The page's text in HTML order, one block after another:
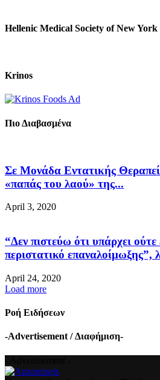
Hellenic Medical Society of New York
Krinos
Πιο Διαβασμένα
Σε Μονάδα Εντατικής
«παπάς του λαού» της...
April 3, 2020
“Δεν πιστεύω ότι υπάρχει
περιστατικό επαναλοίμωξης”,
April 24, 2020
Load more
Ροή Ειδήσεων
-Advertisement / Διαφήμιση-